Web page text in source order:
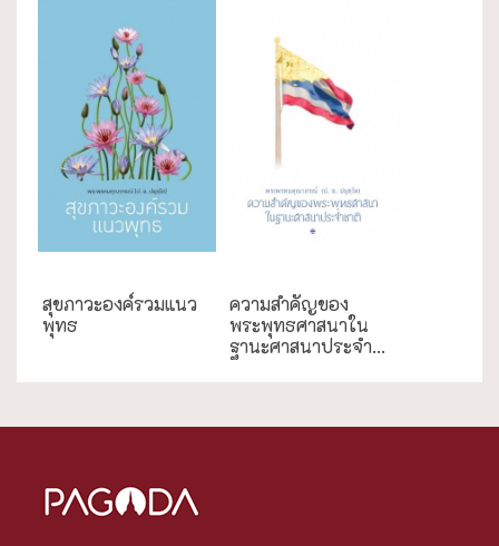
สุขภาวะองค์รวมแนว
พุทธ
ความสำคัญของ
พระพุทธศาสนาใน
ฐานะศาสนาประจำ...